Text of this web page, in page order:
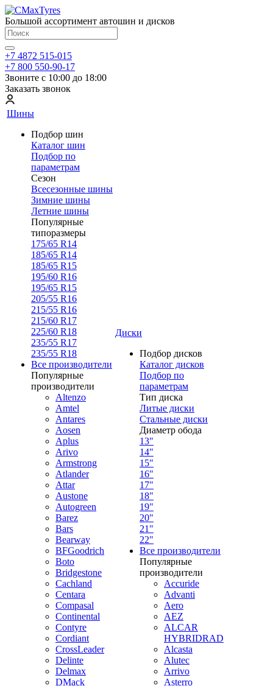
Большой ассортимент автошин и дисков
+7 4872 515-015
+7 800 550-90-17
Звоните с 10:00 до 18:00
Заказать звонок
Шины
Подбор шин
Каталог шин
Подбор по
параметрам
Сезон
Всесезонные шины
Зимние шины
Летние шины
Популярные
типоразмеры
175/65 R14
185/65 R14
185/65 R15
195/60 R16
195/65 R15
205/55 R16
215/55 R16
215/60 R17
225/60 R18
235/55 R17
235/55 R18
Все производители
Популярные
производители
Altenzo
Amtel
Antares
Aosen
Aplus
Arivo
Armstrong
Atlander
Attar
Austone
Autogreen
Barez
Bars
Bearway
BFGoodrich
Boto
Bridgestone
Cachland
Centara
Compasal
Continental
Contyre
Cordiant
CrossLeader
Delinte
Delmax
DMack
Диски
Подбор дисков
Каталог дисков
Подбор по
параметрам
Тип диска
Литые диски
Стальные диски
Диаметр обода
13"
14"
15"
16"
17"
18"
19"
20"
21"
22"
Все производители
Популярные
производители
Accuride
Advanti
Aero
AEZ
ALCAR
HYBRIDRAD
Alcasta
Alutec
Arrivo
Asterro